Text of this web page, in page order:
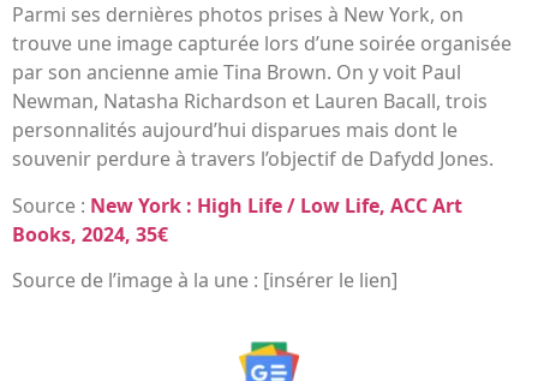
Parmi ses dernières photos prises à New York, on
trouve une image capturée lors d’une soirée organisée
par son ancienne amie Tina Brown. On y voit Paul
Newman, Natasha Richardson et Lauren Bacall, trois
personnalités aujourd’hui disparues mais dont le
souvenir perdure à travers l’objectif de Dafydd Jones.
Source : New York : High Life / Low Life, ACC Art
Books, 2024, 35€
Source de l’image à la une : [insérer le lien]